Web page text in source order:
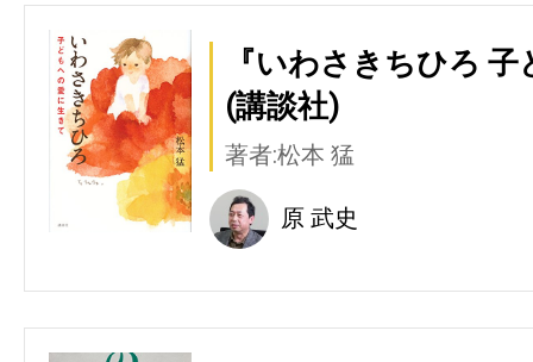
『いわさきちひろ
(講談社)
著者:松本 猛
原 武史